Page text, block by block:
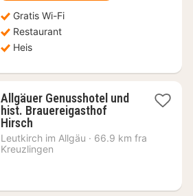
Gratis Wi-Fi
Restaurant
Heis
Allgäuer Genusshotel und
hist. Brauereigasthof
Hirsch1
natt
fra
1045
Leutkirch im Allgäu · 66.9 km fra
Kreuzlingen